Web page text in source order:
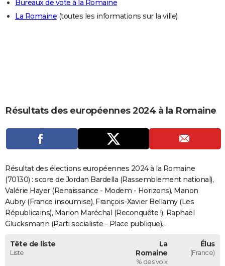
Art de vivre
Bien-être
Loisirs
Mode
Modes de vie
CARTE DE VOEUX
Carte de Noël
Carte Bonne année
Carte Saint-Valentin
Carte Pâques
Carte d'anniversaire
DICTIONNAIRE
Dictionnaire
Biographies
Citations
Expressions
Proverbes
PROGRAMME TV
COPAINS D'AVANT
S'inscrire
Se connecter
Lycées
Collèges
Primaires
Universités
Entreprises
Service militaire
Avis de recherche
AVIS DE DÉCÈS
FORUM
Bureaux de vote à la Romaine
La Romaine (toutes les informations sur la ville)
Résultats des européennes 2024 à la Romaine
Résultat des élections européennes 2024 à la Romaine
(70130) : score de Jordan Bardella (Rassemblement national),
Valérie Hayer (Renaissance - Modem - Horizons), Manon
Aubry (France insoumise), François-Xavier Bellamy (Les
Républicains), Marion Maréchal (Reconquête !), Raphaël
Glucksmann (Parti socialiste - Place publique)...
Tête de liste
Liste
La
Romaine
% des voix
Élus
(France)